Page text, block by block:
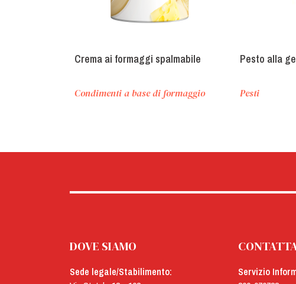
Crema ai formaggi spalmabile
Condimenti a base di formaggio
Pesto alla
Pesti
DOVE SIAMO
Sede legale/Stabilimento:
Servizio